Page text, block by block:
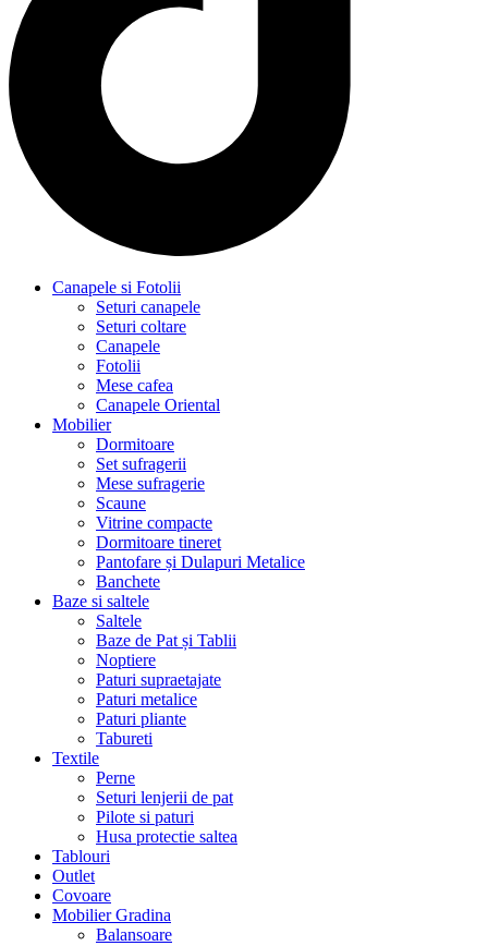
Canapele si Fotolii
Seturi canapele
Seturi coltare
Canapele
Fotolii
Mese cafea
Canapele Oriental
Mobilier
Dormitoare
Set sufragerii
Mese sufragerie
Scaune
Vitrine compacte
Dormitoare tineret
Pantofare și Dulapuri Metalice
Banchete
Baze si saltele
Saltele
Baze de Pat și Tablii
Noptiere
Paturi supraetajate
Paturi metalice
Paturi pliante
Tabureti
Textile
Perne
Seturi lenjerii de pat
Pilote si paturi
Husa protectie saltea
Tablouri
Outlet
Covoare
Mobilier Gradina
Balansoare